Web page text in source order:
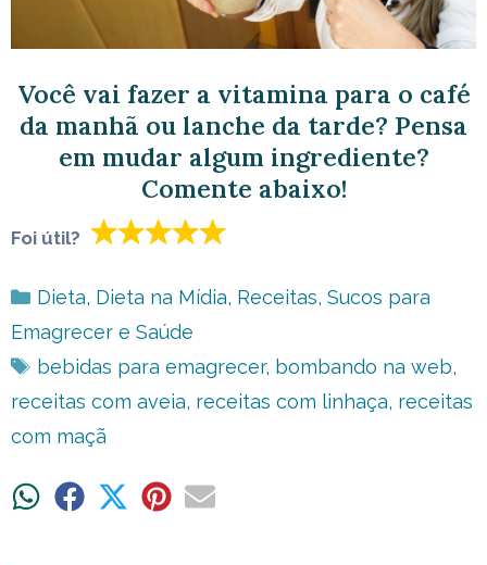
Você vai fazer a vitamina para o café
da manhã ou lanche da tarde? Pensa
em mudar algum ingrediente?
Comente abaixo!
Foi útil?
Categorias
Dieta, Dieta na Mídia, Receitas, Sucos para
Emagrecer e Saúde
Tags
bebidas para emagrecer, bombando na web,
receitas com aveia, receitas com linhaça, receitas
com maçã
ShareShare ShareShareShare